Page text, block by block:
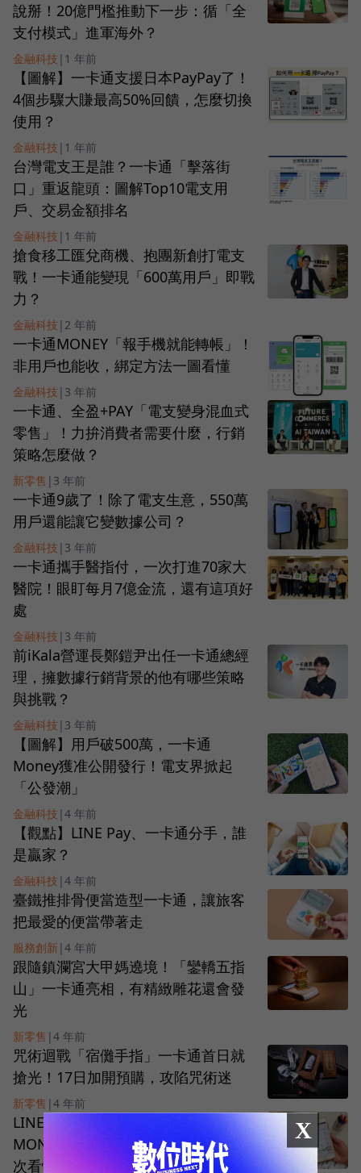
說掰！20億門檻推動下一步：循「全
支付模式」進軍海外？
金融科技 | 1 年前
【圖解】一卡通支援日本PayPay了！
4個步驟大賺最高50%回饋，怎麼切換
使用？
金融科技 | 1 年前
台灣電支王是誰？一卡通「擊落街
口」重返龍頭：圖解Top10電支用
戶、交易金額排名
金融科技 | 1 年前
搶食移工匯兌商機、抱團新創打電支
戰！一卡通能變現「600萬用戶」即戰
力？
金融科技 | 2 年前
一卡通MONEY「報手機就能轉帳」！
非用戶也能收，綁定方法一圖看懂
金融科技 | 3 年前
一卡通、全盈+PAY「電支變身混血式
零售」！力拚消費者需要什麼，行銷
策略怎麼做？
新零售 | 3 年前
一卡通9歲了！除了電支生意，550萬
用戶還能讓它變數據公司？
金融科技 | 3 年前
一卡通攜手醫指付，一次打進70家大
醫院！眼盯每月7億金流，還有這項好
處
金融科技 | 3 年前
前iKala營運長鄭鎧尹出任一卡通總經
理，擁數據行銷背景的他有哪些策略
與挑戰？
金融科技 | 3 年前
【圖解】用戶破500萬，一卡通
Money獲准公開發行！電支界掀起
「公發潮」
金融科技 | 4 年前
【觀點】LINE Pay、一卡通分手，誰
是贏家？
金融科技 | 4 年前
臺鐵推排骨便當造型一卡通，讓旅客
把最愛的便當帶著走
服務創新 | 4 年前
跟隨鎮瀾宮大甲媽遶境！「鑾轎五指
山」一卡通亮相，有精緻雕花還會發
光
新零售 | 4 年前
咒術迴戰「宿儺手指」一卡通首日就
搶光！17日加開預購，攻陷咒術迷
新零售 | 4 年前
LINE Bank終於能連結一卡通
MONEY！提領、轉帳都免費，操作一
次看懂
X